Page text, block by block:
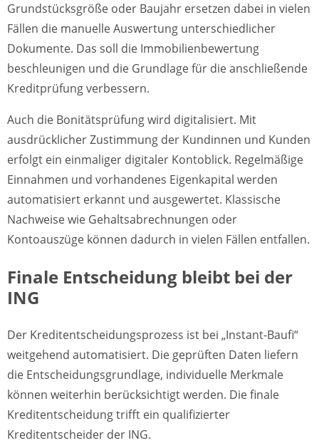
Grundstücksgröße oder Baujahr ersetzen dabei in vielen
Fällen die manuelle Auswertung unterschiedlicher
Dokumente. Das soll die Immobilienbewertung
beschleunigen und die Grundlage für die anschließende
Kreditprüfung verbessern.
Auch die Bonitätsprüfung wird digitalisiert. Mit
ausdrücklicher Zustimmung der Kundinnen und Kunden
erfolgt ein einmaliger digitaler Kontoblick. Regelmäßige
Einnahmen und vorhandenes Eigenkapital werden
automatisiert erkannt und ausgewertet. Klassische
Nachweise wie Gehaltsabrechnungen oder
Kontoauszüge können dadurch in vielen Fällen entfallen.
Finale Entscheidung bleibt bei der
ING
Der Kreditentscheidungsprozess ist bei „Instant-Baufi“
weitgehend automatisiert. Die geprüften Daten liefern
die Entscheidungsgrundlage, individuelle Merkmale
können weiterhin berücksichtigt werden. Die finale
Kreditentscheidung trifft ein qualifizierter
Kreditentscheider der ING.